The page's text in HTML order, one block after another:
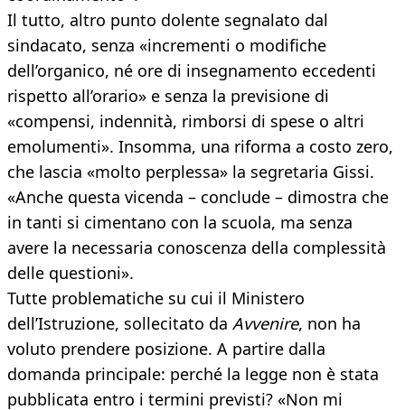
Il tutto, altro punto dolente segnalato dal
sindacato, senza «incrementi o modifiche
dell’organico, né ore di insegnamento eccedenti
rispetto all’orario» e senza la previsione di
«compensi, indennità, rimborsi di spese o altri
emolumenti». Insomma, una riforma a costo zero,
che lascia «molto perplessa» la segretaria Gissi.
«Anche questa vicenda – conclude – dimostra che
in tanti si cimentano con la scuola, ma senza
avere la necessaria conoscenza della complessità
delle questioni».
Tutte problematiche su cui il Ministero
dell’Istruzione, sollecitato da Avvenire, non ha
voluto prendere posizione. A partire dalla
domanda principale: perché la legge non è stata
pubblicata entro i termini previsti? «Non mi